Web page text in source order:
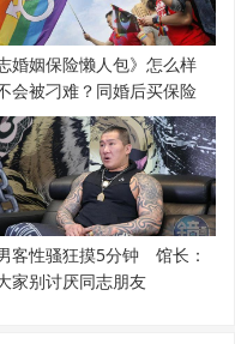
婚姻保险懒人包》怎么样
会被刁难？同婚后买保险
5件事
客性骚狂摸5分钟 馆长：
家别讨厌同志朋友